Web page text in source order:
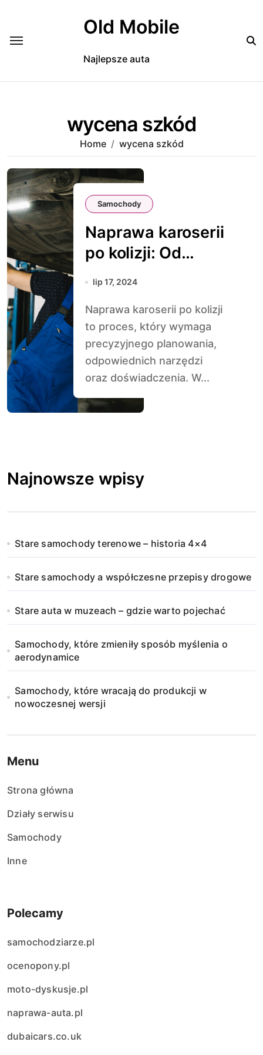
Old Mobile
Najlepsze auta
wycena szkód
Home wycena szkód
Samochody
Naprawa karoserii
po kolizji: Od
wyceny do
lip 17, 2024
Naprawa karoserii po kolizji
to proces, który wymaga
precyzyjnego planowania,
odpowiednich narzędzi
oraz doświadczenia. W...
Najnowsze wpisy
Stare samochody terenowe – historia 4×4
Stare samochody a współczesne przepisy drogowe
Stare auta w muzeach – gdzie warto pojechać
Samochody, które zmieniły sposób myślenia o
aerodynamice
Samochody, które wracają do produkcji w
nowoczesnej wersji
Menu
Strona główna
Działy serwisu
Samochody
Inne
Polecamy
samochodziarze.pl
ocenopony.pl
moto-dyskusje.pl
naprawa-auta.pl
dubaicars.co.uk